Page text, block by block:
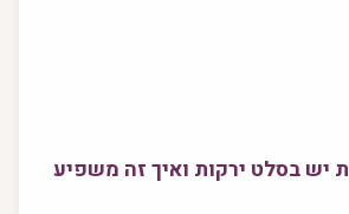
יש בסלט ירקות ואיך זה משפיע